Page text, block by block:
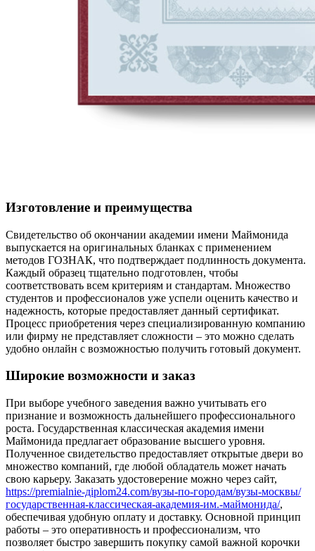
Изготовление и преимущества
Свидетельство об окончании академии имени Маймонида
выпускается на оригинальных бланках с применением
методов ГОЗНАК, что подтверждает подлинность документа.
Каждый образец тщательно подготовлен, чтобы
соответствовать всем критериям и стандартам. Множество
студентов и профессионалов уже успели оценить качество и
надежность, которые предоставляет данный сертификат.
Процесс приобретения через специализированную компанию
или фирму не представляет сложности – это можно сделать
удобно онлайн с возможностью получить готовый документ.
Широкие возможности и заказ
При выборе учебного заведения важно учитывать его
признание и возможность дальнейшего профессионального
роста. Государственная классическая академия имени
Маймонида предлагает образование высшего уровня.
Полученное свидетельство предоставляет открытые двери во
множество компаний, где любой обладатель может начать
свою карьеру. Заказать удостоверение можно через сайт,
https://premialnie-дiplom24.com/вузы-по-городам/вузы-москвы/
государственная-классическая-академия-им.-маймонида/,
обеспечивая удобную оплату и доставку. Основной принцип
работы – это оперативность и профессионализм, что
позволяет быстро завершить покупку самой важной корочки